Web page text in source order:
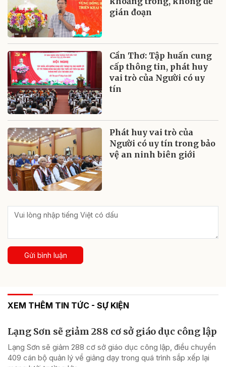
gián đoạn
Cần Thơ: Tập huấn cung
cấp thông tin, phát huy
vai trò của Người có uy
tín
Phát huy vai trò của
Người có uy tín trong bảo
vệ an ninh biên giới
Gửi bình luận
XEM THÊM TIN TỨC - SỰ KIỆN
Lạng Sơn sẽ giảm 288 cơ sở giáo dục công lập
Lạng Sơn sẽ giảm 288 cơ sở giáo dục công lập, điều chuyển
409 cán bộ quản lý về giảng dạy trong quá trình sắp xếp lại